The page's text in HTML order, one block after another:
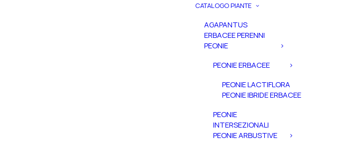
CATALOGO PIANTE
AGAPANTUS
ERBACEE PERENNI
PEONIE
PEONIE ERBACEE
PEONIE LACTIFLORA
PEONIE IBRIDE ERBACEE
PEONIE
INTERSEZIONALI
PEONIE ARBUSTIVE